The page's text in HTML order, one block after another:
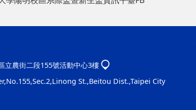
立農街二段155號活動中心3樓
St.,Beitou Dist.,Taipei City